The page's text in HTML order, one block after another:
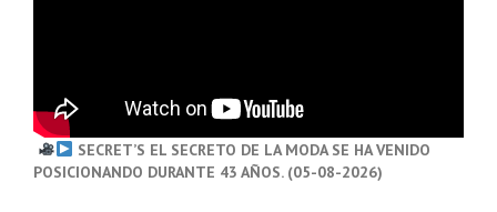
SECRET’S EL SECRETO DE LA MODA SE HA VENIDO
POSICIONANDO DURANTE 43 AÑOS. (05-08-2026)